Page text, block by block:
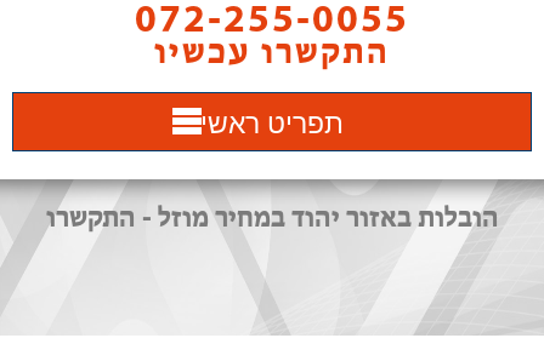
072-255-0055
התקשרו עכשיו
תפריט ראשי
הובלות באזור יהוד במחיר מוזל - התקשרו